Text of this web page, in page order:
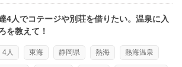
4人でコテージや別荘を借りたい。温泉に入
を教えて！
4人 東海 静岡県 熱海 熱海温泉